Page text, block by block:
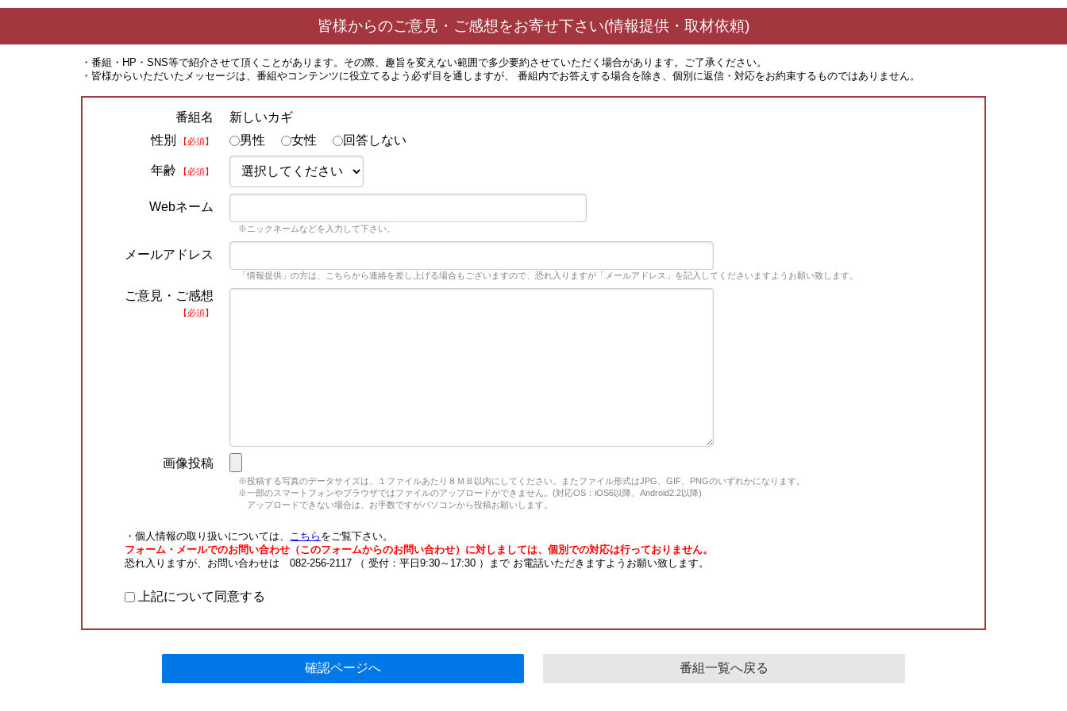
皆様からのご意見・ご感想をお寄せ下さい(情報提供・取材依頼)
・番組・HP・SNS等で紹介させて頂くことがあります。その際、趣旨を変えない範囲で多少要約させていただく場合があります。ご了承ください。
・皆様からいただいたメッセージは、番組やコンテンツに役立てるよう必ず目を通しますが、 番組内でお答えする場合を除き、個別に返信・対応をお約束するものではありません。
番組名
新しいカギ
性別
【必須】 男性 女性 回答しない
年齢 【必須】
Webネーム
※ニックネームなどを入力して下さい。
メールアドレス
「情報提供」の方は、こちらから連絡を差し上げる場合もございますので、恐れ入りますが「メールアドレス」を記入してくださいますようお願い致します。
ご意見・ご感想
【必須】
画像投稿
※投稿する写真のデータサイズは、１ファイルあたり８ＭＢ以内にしてください。またファイル形式はJPG、GIF、PNGのいずれかになります。
※一部のスマートフォンやブラウザではファイルのアップロードができません。(対応OS：iOS6以降、Android2.2以降)
アップロードできない場合は、お手数ですがパソコンから投稿お願いします。
・個人情報の取り扱いについては、 こちら をご覧下さい。
フォーム・メールでのお問い合わせ（このフォームからのお問い合わせ）に対しましては、個別での対応は行っておりません。
恐れ入りますが、お問い合わせは 082-256-2117 （ 受付：平日9:30～17:30 ）まで お電話いただきますようお願い致します。
上記について同意する
確認ページへ 番組一覧へ戻る